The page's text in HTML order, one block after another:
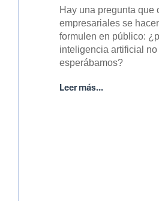
Hay una pregunta que
empresariales se
formulen en público:
inteligencia artificial
esperábamos?
Leer más...